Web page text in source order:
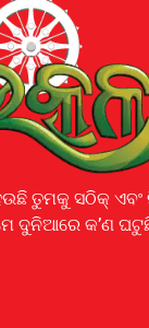
ତୁମକୁ ସଠିକ୍
ଦୁନିଆରେ କ’ଣ